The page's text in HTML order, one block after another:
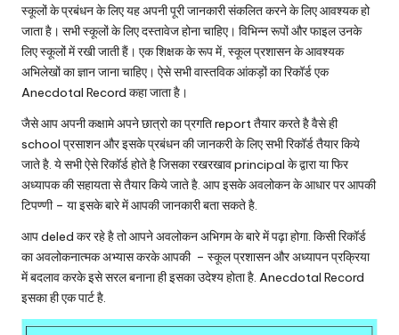
स्कूलों के प्रबंधन के लिए यह अपनी पूरी जानकारी संकलित करने के लिए आवश्यक हो
जाता है। सभी स्कूलों के लिए दस्तावेज होना चाहिए। विभिन्न रूपों और फाइल उनके
लिए स्कूलों में रखी जाती हैं। एक शिक्षक के रूप में, स्कूल प्रशासन के आवश्यक
अभिलेखों का ज्ञान जाना चाहिए। ऐसे सभी वास्तविक आंकड़ों का रिकॉर्ड एक
Anecdotal Record कहा जाता है।
जैसे आप अपनी कक्षामे अपने छात्रो का प्रगति report तैयार करते है वैसे ही
school प्रसाशन और इसके प्रबंधन की जानकरी के लिए सभी रिकॉर्ड तैयार किये
जाते है. ये सभी ऐसे रिकॉर्ड होते है जिसका रखरखाव principal के द्वारा या फिर
अध्यापक की सहायता से तैयार किये जाते है. आप इसके अवलोकन के आधार पर आपकी
टिपण्णी – या इसके बारे में आपकी जानकारी बता सकते है.
आप deled कर रहे है तो आपने अवलोकन अभिगम के बारे में पढ़ा होगा. किसी रिकॉर्ड
का अवलोकनात्मक अभ्यास करके आपकी – स्कूल प्रशासन और अध्यापन प्रक्रिया
में बदलाव करके इसे सरल बनाना ही इसका उदेश्य होता है. Anecdotal Record
इसका ही एक पार्ट है.